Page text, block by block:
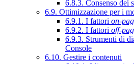
6.8.3. Consenso dei
6.9. Ottimizzazione per i
6.9.1. I fattori on-
6.9.2. I fattori off-
6.9.3. Strumenti di
Console
6.10. Gestire i contenuti